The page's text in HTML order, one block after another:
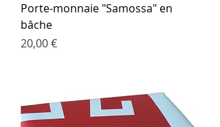
Porte-monnaie "Samossa" en
bâche
Prix
20,00 €